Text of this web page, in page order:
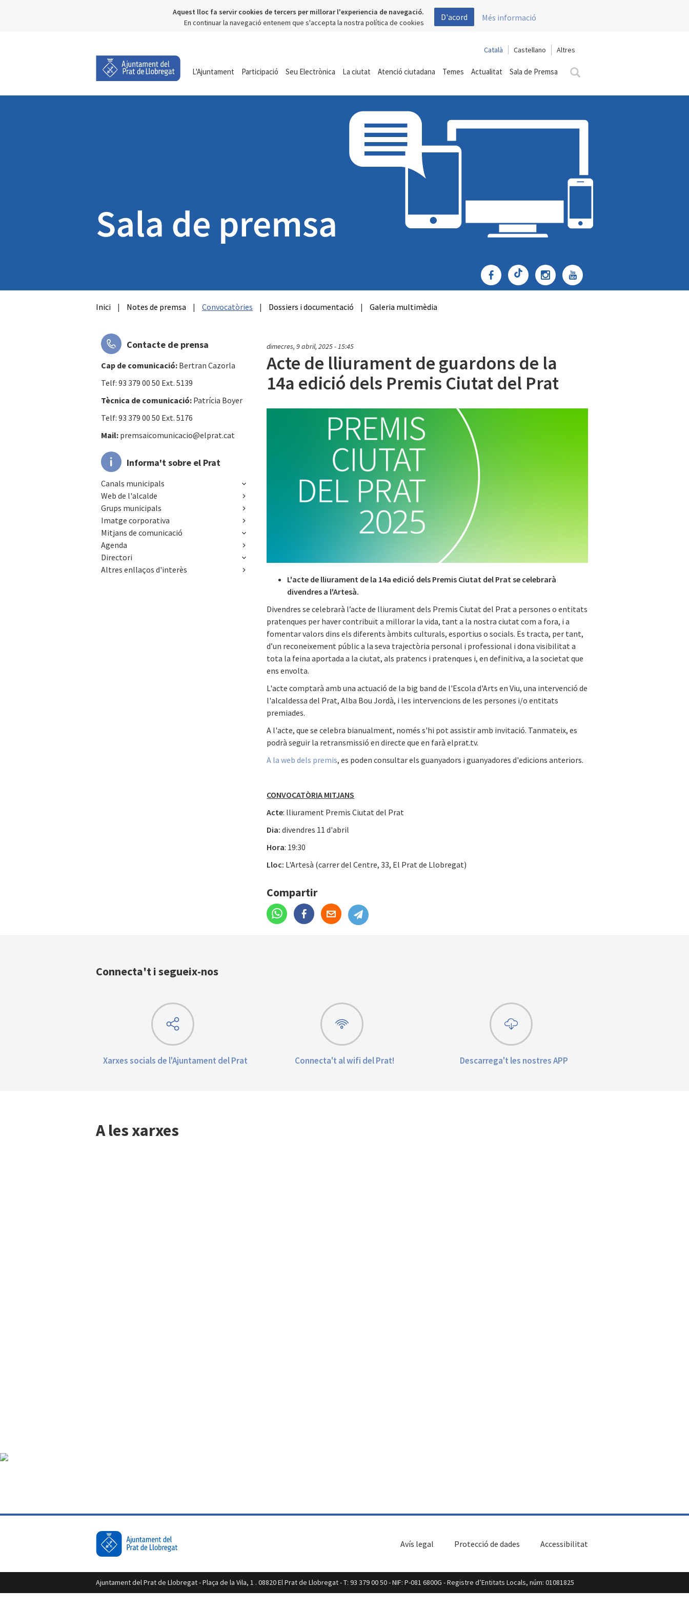
Aquest lloc fa servir cookies de tercers per millorar l'experiencia de navegació.
En continuar la navegació entenem que s'accepta la nostra política de cookies
D'acord Més informació
Català Castellano
L'Ajuntament Participació Seu Electrònica La ciutat Atenció ciutadana Temes Actualitat Sala de Premsa
Inici | Notes de premsa | Convocatòries | Dossiers i documentació | Galeria multimèdia
dimecres, 9 abril, 2025 - 15:45
Acte de lliurament de guardons de la
14a edició dels Premis Ciutat del Prat
L'acte de lliurament de la 14a edició dels Premis Ciutat del Prat se celebrarà
divendres a l'Artesà.
Divendres se celebrarà l’acte de lliurament dels Premis Ciutat del Prat a persones o entitats
pratenques per haver contribuït a millorar la vida, tant a la nostra ciutat com a fora, i a
fomentar valors dins els diferents àmbits culturals, esportius o socials. Es tracta, per tant,
d’un reconeixement públic a la seva trajectòria personal i professional i dona visibilitat a
tota la feina aportada a la ciutat, als pratencs i pratenques i, en definitiva, a la societat que
ens envolta.
L'acte comptarà amb una actuació de la big band de l'Escola d'Arts en Viu, una intervenció de
l'alcaldessa del Prat, Alba Bou Jordà, i les intervencions de les persones i/o entitats
premiades.
A l'acte, que se celebra bianualment, només s'hi pot assistir amb invitació. Tanmateix, es
podrà seguir la retransmissió en directe que en farà elprat.tv.
A la web dels premis, es poden consultar els guanyadors i guanyadores d'edicions anteriors.
CONVOCATÒRIA MITJANS
Acte: lliurament Premis Ciutat del Prat
Dia: divendres 11 d'abril
Hora: 19:30
Lloc: L'Artesà (carrer del Centre, 33, El Prat de Llobregat)
Compartir
Contacte de prensa
Cap de comunicació: Bertran Cazorla
Telf: 93 379 00 50 Ext. 5139
Tècnica de comunicació: Patrícia Boyer
Telf: 93 379 00 50 Ext. 5176
Mail: premsaicomunicacio@elprat.cat
Informa't sobre el Prat
Canals municipals
Web de l'alcalde
Grups municipals
Imatge corporativa
Mitjans de comunicació
Agenda
Directori
Altres enllaços d'interès
Connecta't i segueix-nos
Xarxes socials de l'Ajuntament del Prat Connecta't al wifi del Prat! Descarrega't les nostres APP
A les xarxes
Accessibilitat
Protecció de dades
Avís legal
Ajuntament del Prat de Llobregat - Plaça de la Vila, 1 . 08820 El Prat de Llobregat - T: 93 379 00 50 - NIF: P-081 6800G - Registre d’Entitats Locals, núm: 01081825